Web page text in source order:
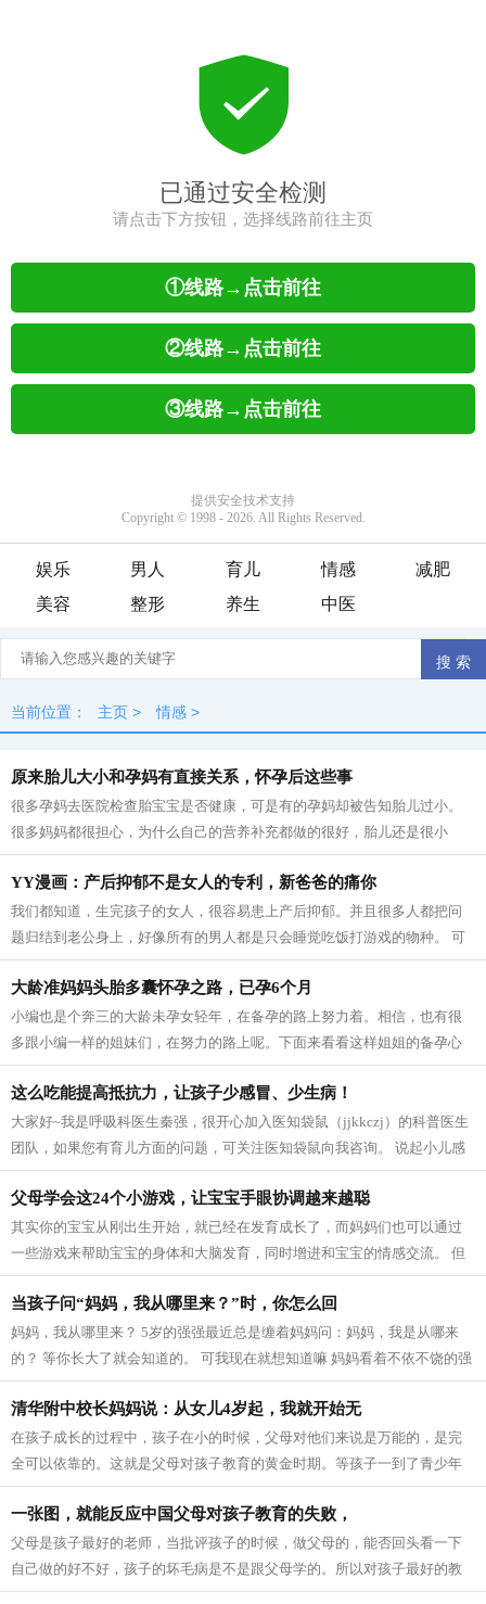
娱乐 男人 育儿 情感
减肥
美容
整形 养生 中医
当前位置： 主页 > 情感 >
原来胎儿大小和孕妈有直接关系，怀孕后这些事
很多孕妈去医院检查胎宝宝是否健康，可是有的孕妈却被告知胎儿过小。
很多妈妈都很担心，为什么自己的营养补充都做的很好，胎儿还是很小
呢？ 胎儿过小，只能说明孕妈的营养不良...
YY漫画：产后抑郁不是女人的专利，新爸爸的痛你
我们都知道，生完孩子的女人，很容易患上产后抑郁。并且很多人都把问
题归结到老公身上，好像所有的男人都是只会睡觉吃饭打游戏的物种。 可
是，男同胞们的苦楚有谁理解过，我们...
大龄准妈妈头胎多囊怀孕之路，已孕6个月
小编也是个奔三的大龄未孕女轻年，在备孕的路上努力着。相信，也有很
多跟小编一样的姐妹们，在努力的路上呢。下面来看看这样姐姐的备孕心
路历程！ 我是83年大龄头胎，以前光顾...
这么吃能提高抵抗力，让孩子少感冒、少生病！
大家好~我是呼吸科医生秦强，很开心加入医知袋鼠（jjkkczj）的科普医生
团队，如果您有育儿方面的问题，可关注医知袋鼠向我咨询。 说起小儿感
冒，家长可能有很多很多的问题：宝宝...
父母学会这24个小游戏，让宝宝手眼协调越来越聪
其实你的宝宝从刚出生开始，就已经在发育成长了，而妈妈们也可以通过
一些游戏来帮助宝宝的身体和大脑发育，同时增进和宝宝的情感交流。 但
很多妈妈又很疑惑，不知道在什么合适...
当孩子问“妈妈，我从哪里来？”时，你怎么回
妈妈，我从哪里来？ 5岁的强强最近总是缠着妈妈问：妈妈，我是从哪来
的？ 等你长大了就会知道的。 可我现在就想知道嘛 妈妈看着不依不饶的强
强，着实犯了难：怎么告诉他呢？需...
清华附中校长妈妈说：从女儿4岁起，我就开始无
在孩子成长的过程中，孩子在小的时候，父母对他们来说是万能的，是完
全可以依靠的。这就是父母对孩子教育的黄金时期。等孩子一到了青少年
时期，父母的有效期限就快到了。 该说...
一张图，就能反应中国父母对孩子教育的失败，
父母是孩子最好的老师，当批评孩子的时候，做父母的，能否回头看一下
自己做的好不好，孩子的坏毛病是不是跟父母学的。所以对孩子最好的教
育就是给孩子做好榜样。 下面这张图，...